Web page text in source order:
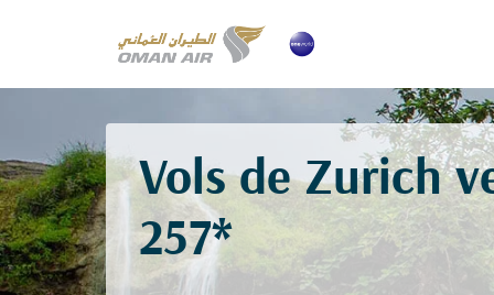
Vols de Zurich
257*